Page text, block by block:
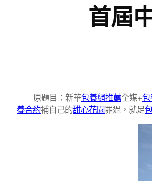
首屆
原題目：新華包養網推薦全媒+
養合約補自己的甜心花園罪過，就足